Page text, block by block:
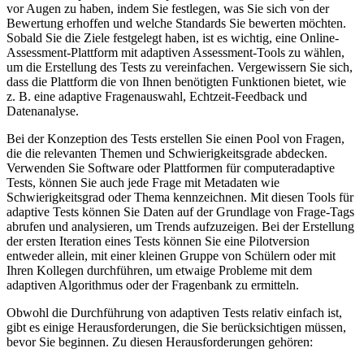
vor Augen zu haben, indem Sie festlegen, was Sie sich von der
Bewertung erhoffen und welche Standards Sie bewerten möchten.
Sobald Sie die Ziele festgelegt haben, ist es wichtig, eine Online-
Assessment-Plattform mit adaptiven Assessment-Tools zu wählen,
um die Erstellung des Tests zu vereinfachen. Vergewissern Sie sich,
dass die Plattform die von Ihnen benötigten Funktionen bietet, wie
z. B. eine adaptive Fragenauswahl, Echtzeit-Feedback und
Datenanalyse.
Bei der Konzeption des Tests erstellen Sie einen Pool von Fragen,
die die relevanten Themen und Schwierigkeitsgrade abdecken.
Verwenden Sie Software oder Plattformen für computeradaptive
Tests, können Sie auch jede Frage mit Metadaten wie
Schwierigkeitsgrad oder Thema kennzeichnen. Mit diesen Tools für
adaptive Tests können Sie Daten auf der Grundlage von Frage-Tags
abrufen und analysieren, um Trends aufzuzeigen. Bei der Erstellung
der ersten Iteration eines Tests können Sie eine Pilotversion
entweder allein, mit einer kleinen Gruppe von Schülern oder mit
Ihren Kollegen durchführen, um etwaige Probleme mit dem
adaptiven Algorithmus oder der Fragenbank zu ermitteln.
Obwohl die Durchführung von adaptiven Tests relativ einfach ist,
gibt es einige Herausforderungen, die Sie berücksichtigen müssen,
bevor Sie beginnen. Zu diesen Herausforderungen gehören: